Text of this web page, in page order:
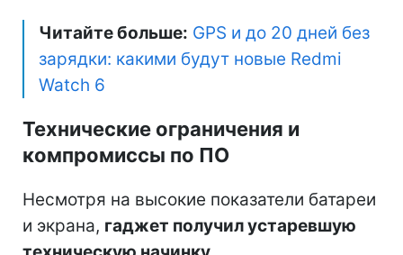
Читайте больше: GPS и до 20 дней без
зарядки: какими будут новые Redmi
Watch 6
Технические ограничения и
компромиссы по ПО
Несмотря на высокие показатели батареи
и экрана, гаджет получил устаревшую